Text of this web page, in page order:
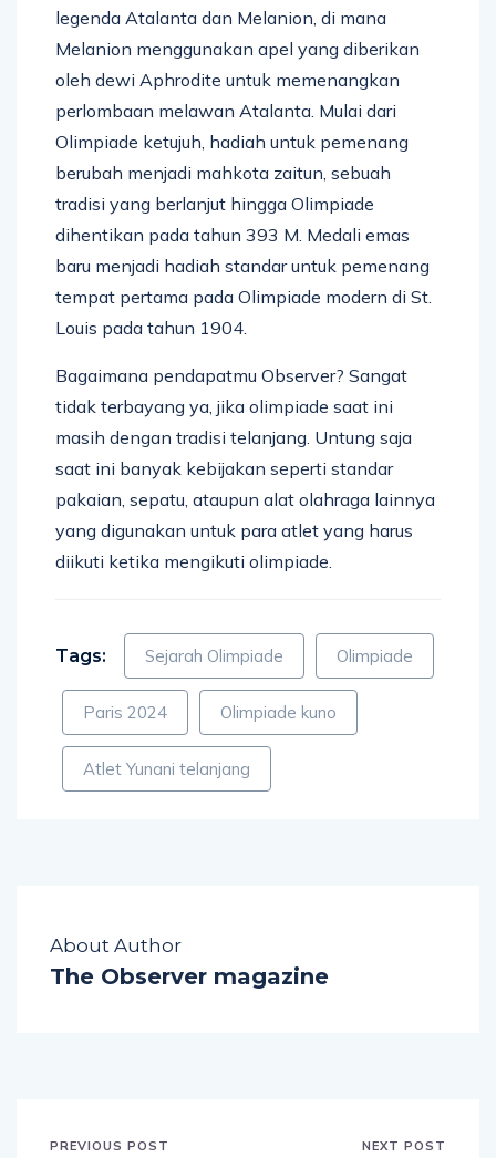
legenda Atalanta dan Melanion, di mana
Melanion menggunakan apel yang diberikan
oleh dewi Aphrodite untuk memenangkan
perlombaan melawan Atalanta. Mulai dari
Olimpiade ketujuh, hadiah untuk pemenang
berubah menjadi mahkota zaitun, sebuah
tradisi yang berlanjut hingga Olimpiade
dihentikan pada tahun 393 M. Medali emas
baru menjadi hadiah standar untuk pemenang
tempat pertama pada Olimpiade modern di St.
Louis pada tahun 1904.
Bagaimana pendapatmu Observer? Sangat
tidak terbayang ya, jika olimpiade saat ini
masih dengan tradisi telanjang. Untung saja
saat ini banyak kebijakan seperti standar
pakaian, sepatu, ataupun alat olahraga lainnya
yang digunakan untuk para atlet yang harus
diikuti ketika mengikuti olimpiade.
Tags: Sejarah Olimpiade Olimpiade
Paris 2024 Olimpiade kuno
Atlet Yunani telanjang
About Author
The Observer magazine
PREVIOUS POST NEXT POST